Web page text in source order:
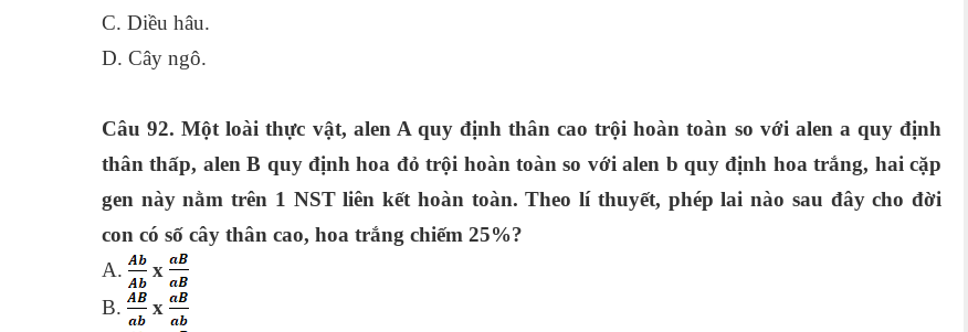
C. Diều hâu.
D. Cây ngô.
Câu 92. Một loài thực vật, alen A quy định thân cao trội hoàn toàn so với alen a quy định
thân thấp, alen B quy định hoa đỏ trội hoàn toàn so với alen b quy định hoa trắng, hai cặp
gen này nằm trên 1 NST liên kết hoàn toàn. Theo lí thuyết, phép lai nào sau đây cho đời
con có số cây thân cao, hoa trắng chiếm 25%?
A.
x
B.
x